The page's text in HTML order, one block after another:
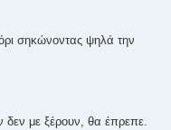
σηκώνοντας ψηλά την
δεν με ξέρουν, θα έπρεπε.